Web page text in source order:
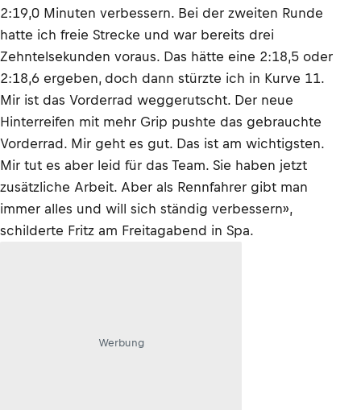
2:19,0 Minuten verbessern. Bei der zweiten Runde
hatte ich freie Strecke und war bereits drei
Zehntelsekunden voraus. Das hätte eine 2:18,5 oder
2:18,6 ergeben, doch dann stürzte ich in Kurve 11.
Mir ist das Vorderrad weggerutscht. Der neue
Hinterreifen mit mehr Grip pushte das gebrauchte
Vorderrad. Mir geht es gut. Das ist am wichtigsten.
Mir tut es aber leid für das Team. Sie haben jetzt
zusätzliche Arbeit. Aber als Rennfahrer gibt man
immer alles und will sich ständig verbessern»,
schilderte Fritz am Freitagabend in Spa.
Werbung